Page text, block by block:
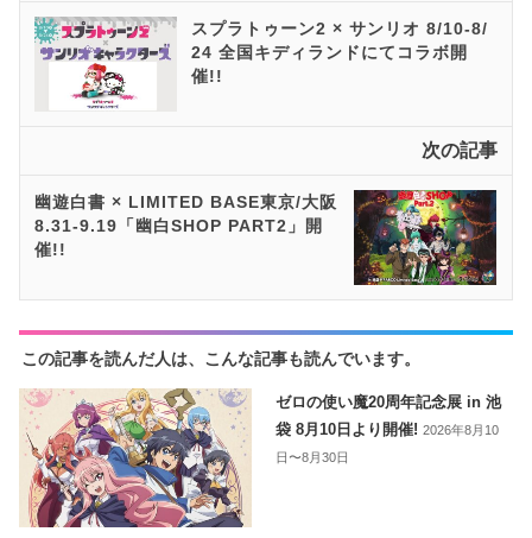
スプラトゥーン2 × サンリオ 8/10-8/
24 全国キディランドにてコラボ開
催!!
次の記事
幽遊白書 × LIMITED BASE東京/大阪
8.31-9.19「幽白SHOP PART2」開
催!!
この記事を読んだ人は、こんな記事も読んでいます。
ゼロの使い魔20周年記念展 in 池
袋 8月10日より開催!2026年8月10
日〜8月30日